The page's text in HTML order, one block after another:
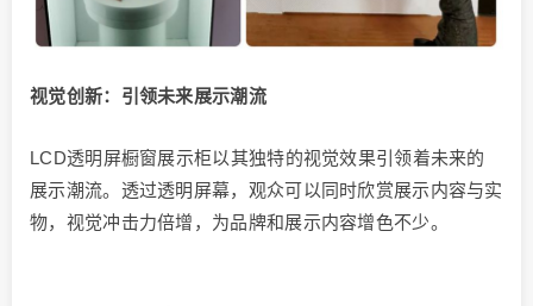
视觉创新：引领未来展示潮流
LCD透明屏橱窗展示柜以其独特的视觉效果引领着未来的
展示潮流。透过透明屏幕，观众可以同时欣赏展示内容与实
物，视觉冲击力倍增，为品牌和展示内容增色不少。